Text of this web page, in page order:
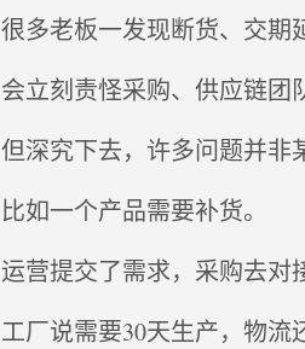
很多老板一发现断货、交期
会立刻责怪采购、供应链团
但深究下去，许多问题并非
比如一个产品需要补货。
运营提交了需求，采购去对
工厂说需要30天生产，物流